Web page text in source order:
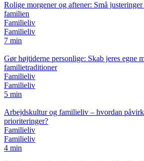
Rolige morgener og aftener: Små
familien
Familieliv
Familieliv
7 min
Gør højtiderne personlige: Skab jeres egne
familietraditioner
Familieliv
Familieliv
5 min
Arbejdskultur og familieliv – hvordan
prioriteringer?
Familieliv
Familieliv
4 min